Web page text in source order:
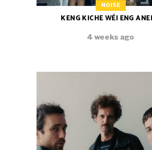
NOISE
KENG KICHE WÉI ENG
4 weeks ago